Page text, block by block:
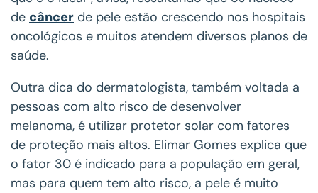
de câncer de pele estão crescendo nos hospitais
oncológicos e muitos atendem diversos planos de
saúde.
Outra dica do dermatologista, também voltada a
pessoas com alto risco de desenvolver
melanoma, é utilizar protetor solar com fatores
de proteção mais altos. Elimar Gomes explica que
o fator 30 é indicado para a população em geral,
mas para quem tem alto risco, a pele é muito